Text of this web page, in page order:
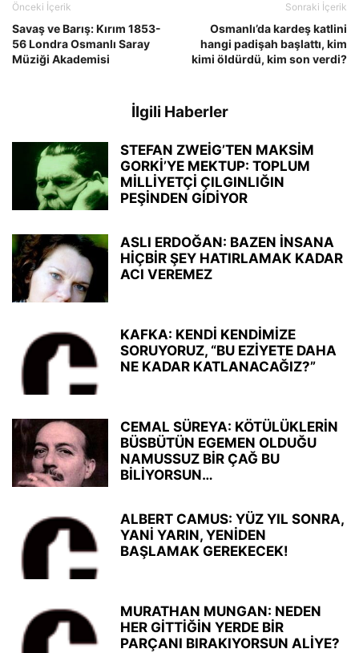
Önceki İçerik
Savaş ve Barış: Kırım 1853-
56 Londra Osmanlı Saray
Müziği Akademisi
Sonraki İçerik
Osmanlı’da kardeş katlini
hangi padişah başlattı, kim
kimi öldürdü, kim son verdi?
İlgili Haberler
STEFAN ZWEİG’TEN MAKSİM
GORKİ’YE MEKTUP: TOPLUM
MİLLİYETÇİ ÇILGINLIĞIN
PEŞİNDEN GİDİYOR
ASLI ERDOĞAN: BAZEN İNSANA
HİÇBİR ŞEY HATIRLAMAK KADAR
ACI VEREMEZ
KAFKA: KENDİ KENDİMİZE
SORUYORUZ, “BU EZİYETE DAHA
NE KADAR KATLANACAĞIZ?”
CEMAL SÜREYA: KÖTÜLÜKLERİN
BÜSBÜTÜN EGEMEN OLDUĞU
NAMUSSUZ BİR ÇAĞ BU
BİLİYORSUN…
ALBERT CAMUS: YÜZ YIL SONRA,
YANİ YARIN, YENİDEN
BAŞLAMAK GEREKECEK!
MURATHAN MUNGAN: NEDEN
HER GİTTİĞİN YERDE BİR
PARÇANI BIRAKIYORSUN ALİYE?